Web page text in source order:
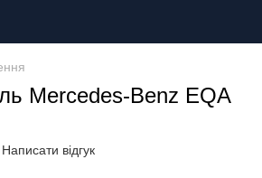
Mercedes-Benz EQA
Написати відгук